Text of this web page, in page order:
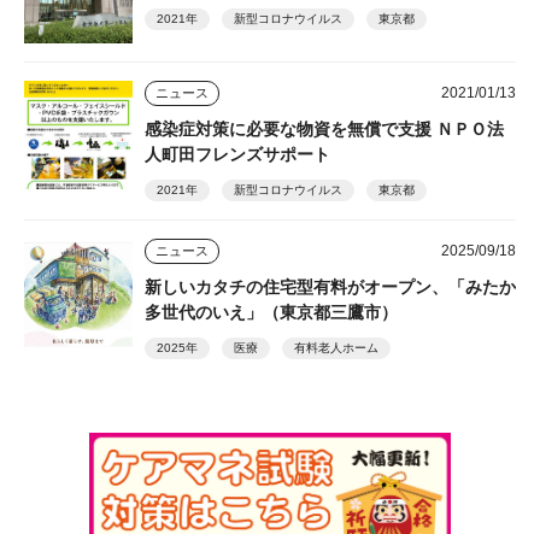
2021年 新型コロナウイルス 東京都
ニュース 2021/01/13
感染症対策に必要な物資を無償で支援 ＮＰＯ法
人町田フレンズサポート
2021年 新型コロナウイルス 東京都
ニュース 2025/09/18
新しいカタチの住宅型有料がオープン、「みたか
多世代のいえ」（東京都三鷹市）
2025年 医療 有料老人ホーム